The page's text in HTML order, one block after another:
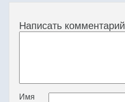
Написать комментарий
Имя